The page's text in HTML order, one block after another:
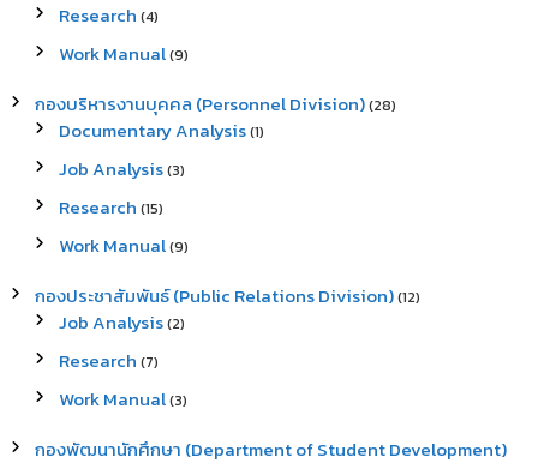
Research (4)
Work Manual(9)
กองบริหารงานบุคคล (Personnel Division)(28)
Documentary Analysis(1)
Job Analysis(3)
Research (15)
Work Manual(9)
กองประชาสัมพันธ์ (Public Relations Division)(12)
Job Analysis(2)
Research (7)
Work Manual(3)
กองพัฒนานักศึกษา (Department of Student Development)